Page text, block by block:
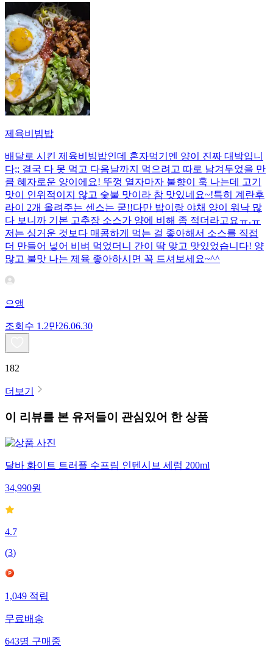
제육비빔밥
배달로 시킨 제육비빔밥인데 혼자먹기엔 양이 진짜 대박입니
다;; 결국 다 못 먹고 다음날까지 먹으려고 따로 남겨두었을 만
큼 혜자로운 양이에요! 뚜껑 열자마자 불향이 훅 나는데 고기
맛이 인위적이지 않고 숯불 맛이라 참 맛있네요~!특히 계란후
라이 2개 올려주는 센스는 굳!! ​다만 밥이랑 야채 양이 워낙 많
다 보니까 기본 고추장 소스가 양에 비해 좀 적더라고요ㅠ.ㅠ
저는 싱거운 것보다 매콤하게 먹는 걸 좋아해서 소스를 직접
더 만들어 넣어 비벼 먹었더니 간이 딱 맞고 맛있었습니다! 양
많고 불맛 나는 제육 좋아하시면 꼭 드셔보세요~^^
으앵
조회수 1.2만26.06.30
182
더보기
이 리뷰를 본 유저들이 관심있어 한 상품
달바 화이트 트러플 수프림 인텐시브 세럼 200ml
34,990원
4.7
(3)
1,049 적립
무료배송
643명 구매중